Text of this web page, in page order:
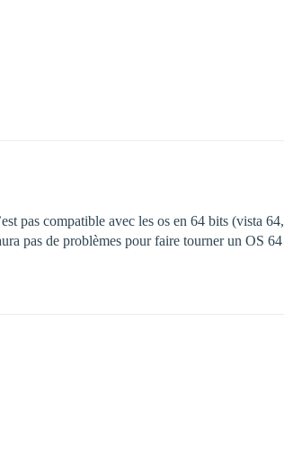
pas compatible avec les os en 64 bits (vista
pas de problèmes pour faire tourner un OS